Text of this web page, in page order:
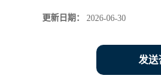
更新日期： 2026-06-30
发送